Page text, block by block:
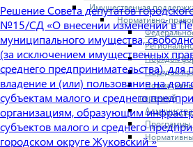
Имущественная
Нормативно-
Порядок
Порядок
перечней
Программы
Решение Совета депутатов
№15/СД «О внесении изменений в
муниципального имущества,
(за исключением имущественных
среднего предпринимательства), для
владение и (или) пользование на
субъектам малого и среднего
организациям, образующим
субъектов малого и среднего
городском округе Жуковский »